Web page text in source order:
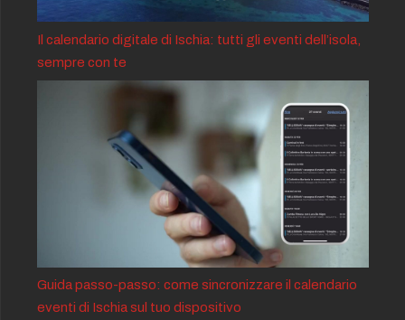
Il calendario digitale di Ischia: tutti gli eventi dell’isola,
sempre con te
Guida passo-passo: come sincronizzare il calendario
eventi di Ischia sul tuo dispositivo